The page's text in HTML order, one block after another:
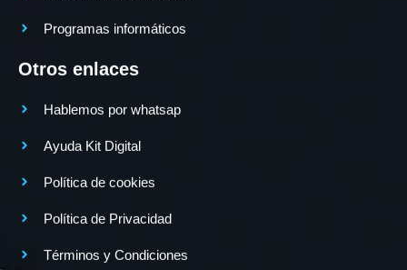
Programas informáticos
Otros enlaces
Hablemos por whatsap
Ayuda Kit Digital
Política de cookies
Política de Privacidad
Términos y Condiciones